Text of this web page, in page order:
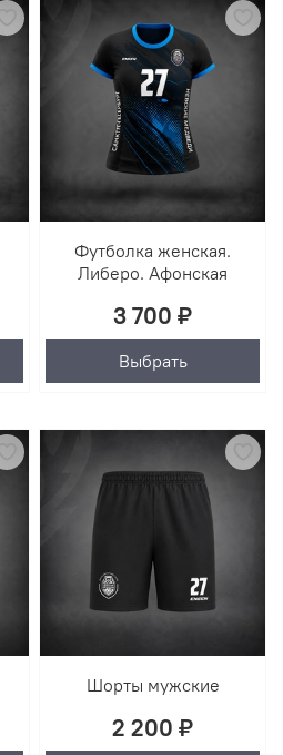
Футболка женская.
Либеро. Афонская
3 700 ₽
Выбрать
Шорты мужские
2 200 ₽